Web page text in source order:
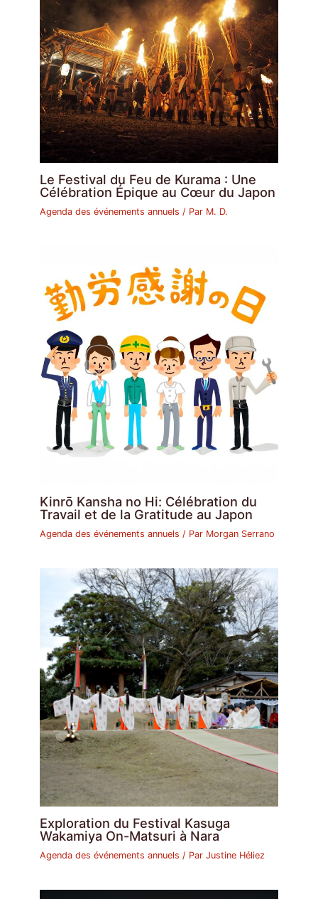
Le Festival du Feu de Kurama : Une
Célébration Épique au Cœur du Japon
Agenda des événements annuels / Par M. D.
Kinrō Kansha no Hi: Célébration du
Travail et de la Gratitude au Japon
Agenda des événements annuels / Par Morgan Serrano
Exploration du Festival Kasuga
Wakamiya On-Matsuri à Nara
Agenda des événements annuels / ParJustine Héliez